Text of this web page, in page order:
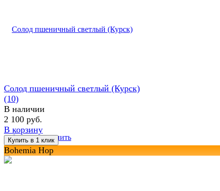
избранное сравнить
Солод пшеничный светлый (Курск)
(10)
В наличии
2 100 руб.
В корзину
Bohemia Hop